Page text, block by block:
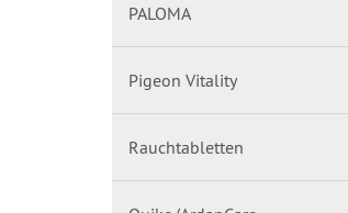
PALOMA
Pigeon Vitality
Rauchtabletten